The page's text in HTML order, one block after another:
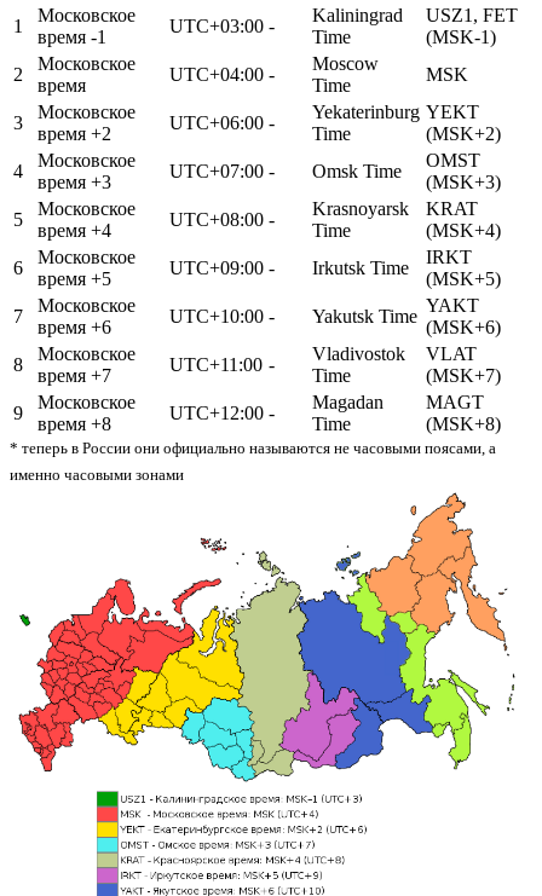
1
Московское
время -1
UTC+03:00 -
Kaliningrad
Time
USZ1, FET
(MSK-1)
2
Московское
время
UTC+04:00 -
Moscow
Time
MSK
3
Московское
время +2
UTC+06:00 -
Yekaterinburg
Time
YEKT
(MSK+2)
4
Московское
время +3
UTC+07:00 - Omsk Time
OMST
(MSK+3)
5
Московское
время +4
UTC+08:00 -
Krasnoyarsk
Time
KRAT
(MSK+4)
6
Московское
время +5
UTC+09:00 - Irkutsk Time
IRKT
(MSK+5)
7
Московское
время +6
UTC+10:00 - Yakutsk Time
YAKT
(MSK+6)
8
Московское
время +7
UTC+11:00 -
Vladivostok
Time
VLAT
(MSK+7)
9
Московское
время +8
UTC+12:00 -
Magadan
Time
MAGT
(MSK+8)
* теперь в России они официально называются не часовыми поясами, а
именно часовыми зонами